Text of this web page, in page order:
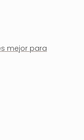
mejor para